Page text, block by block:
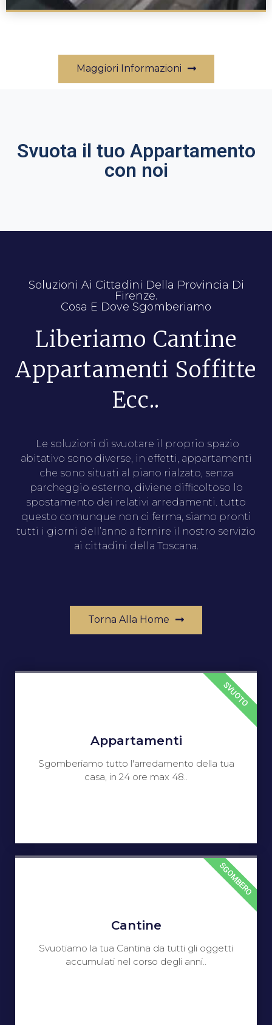
Maggiori Informazioni
Svuota il tuo Appartamento
con noi
Soluzioni Ai Cittadini Della Provincia Di
Firenze.
Cosa E Dove Sgomberiamo
Liberiamo Cantine
Appartamenti Soffitte
Ecc..
Le soluzioni di svuotare il proprio spazio
abitativo sono diverse, in effetti, appartamenti
che sono situati al piano rialzato, senza
parcheggio esterno, diviene difficoltoso lo
spostamento dei relativi arredamenti. tutto
questo comunque non ci ferma, siamo pronti
tutti i giorni dell’anno a fornire il nostro servizio
ai cittadini della Toscana.
Torna Alla Home
Appartamenti
Sgomberiamo tutto l'arredamento della tua
casa, in 24 ore max 48..
SVUOTO
Cantine
Svuotiamo la tua Cantina da tutti gli oggetti
accumulati nel corso degli anni..
SGOMBERO